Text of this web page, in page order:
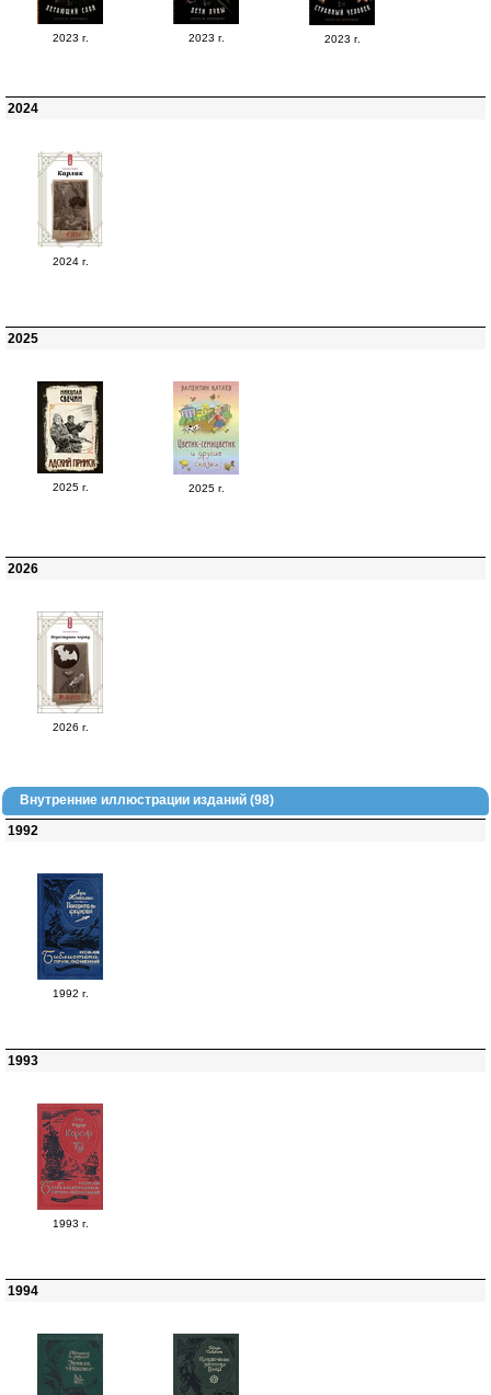
2023 г. 2023 г. 2023 г.
2024
2024 г.
2025
2025 г. 2025 г.
2026
2026 г.
Внутренние иллюстрации изданий (98)
1992
1992 г.
1993
1993 г.
1994